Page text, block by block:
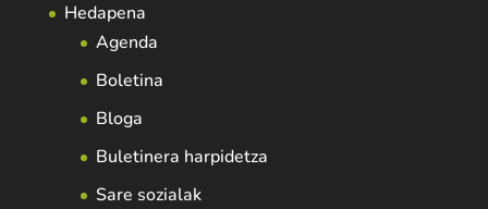
Hedapena
Agenda
Boletina
Bloga
Buletinera harpidetza
Sare sozialak